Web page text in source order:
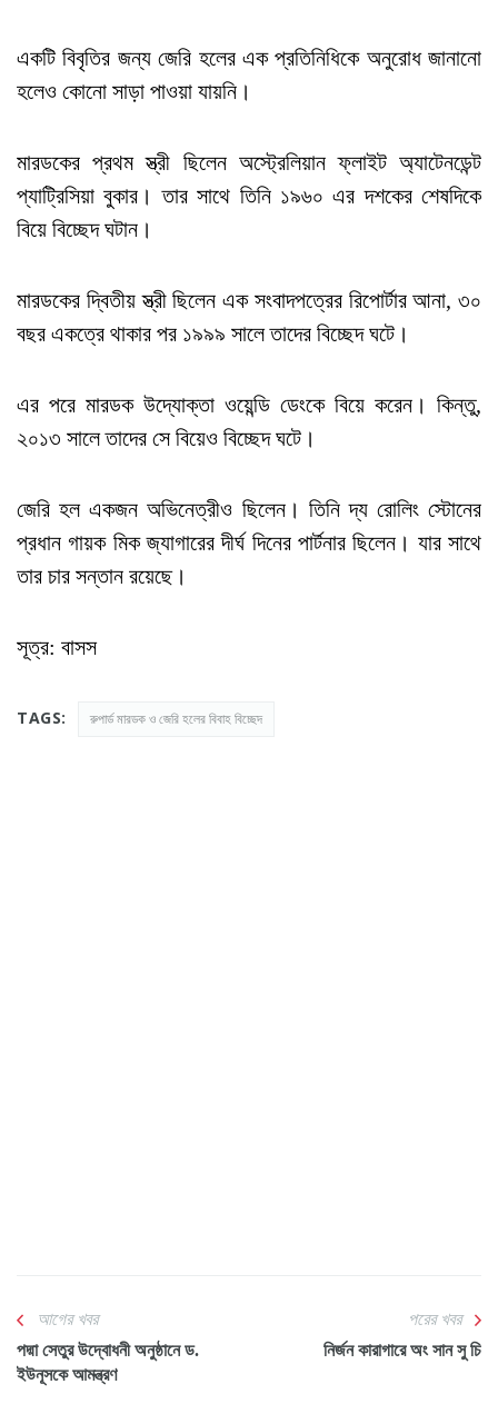
একটি বিবৃতির জন্য জেরি হলের এক প্রতিনিধিকে অনুরোধ জানানো
হলেও কোনো সাড়া পাওয়া যায়নি।
মারডকের প্রথম স্ত্রী ছিলেন অস্ট্রেলিয়ান ফ্লাইট অ্যাটেনডেন্ট
প্যাট্রিসিয়া বুকার। তার সাথে তিনি ১৯৬০ এর দশকের শেষদিকে
বিয়ে বিচ্ছেদ ঘটান।
মারডকের দ্বিতীয় স্ত্রী ছিলেন এক সংবাদপত্রের রিপোর্টার আনা, ৩০
বছর একত্রে থাকার পর ১৯৯৯ সালে তাদের বিচ্ছেদ ঘটে।
এর পরে মারডক উদ্যোক্তা ওয়েন্ডি ডেংকে বিয়ে করেন। কিন্তু,
২০১৩ সালে তাদের সে বিয়েও বিচ্ছেদ ঘটে।
জেরি হল একজন অভিনেত্রীও ছিলেন। তিনি দ্য রোলিং স্টোনের
প্রধান গায়ক মিক জ্যাগারের দীর্ঘ দিনের পার্টনার ছিলেন। যার সাথে
তার চার সন্তান রয়েছে।
সূত্র: বাসস
TAGS: রুপার্ড মারডক ও জেরি হলের বিবাহ বিচ্ছেদ
আগের খবর
পদ্মা সেতুর উদ্বোধনী অনুষ্ঠানে ড.
ইউনূসকে আমন্ত্রণ
পরের খবর
নির্জন কারাগারে অং সান সু চি